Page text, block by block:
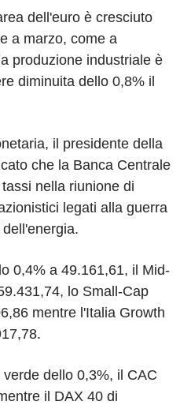
dell'euro è cresciuto
a marzo, come a
produzione industriale è
diminuita dello 0,8% il
il presidente della
che la Banca Centrale
nella riunione di
legati alla guerra
0,4% a 49.161,61, il Mid-
lo Small-Cap
mentre l'Italia Growth
dello 0,3%, il CAC
il DAX 40 di